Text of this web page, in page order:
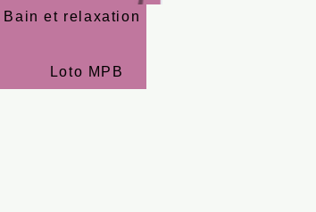
Bain et relaxation
Loto MPB